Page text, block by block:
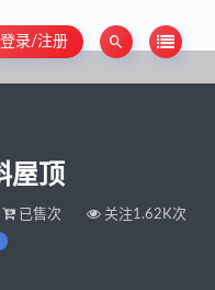
录/注册
屋顶
已售次
关注1.62K次